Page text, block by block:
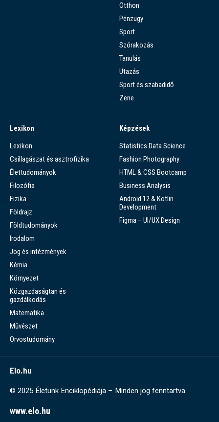
Otthon
Pénzügy
Sport
Szórakozás
Tanulás
Utazás
Sport és szabadidő
Zene
Lexikon
Lexikon
Csillagászat és asztrofizika
Élettudományok
Filozófia
Fizika
Földrajz
Földtudományok
Irodalom
Jog és intézmények
Kémia
Környezet
Közgazdaságtan és
gazdálkodás
Matematika
Művészet
Orvostudomány
Képzések
Statistics Data Science
Fashion Photography
HTML & CSS Bootcamp
Business Analysis
Android 12 & Kotlin
Development
Figma – UI/UX Design
Elo.hu
© 2025 Életünk Enciklopédiája – Minden jog fenntartva.
www.elo.hu